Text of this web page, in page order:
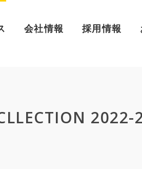
会社情報 採用情報